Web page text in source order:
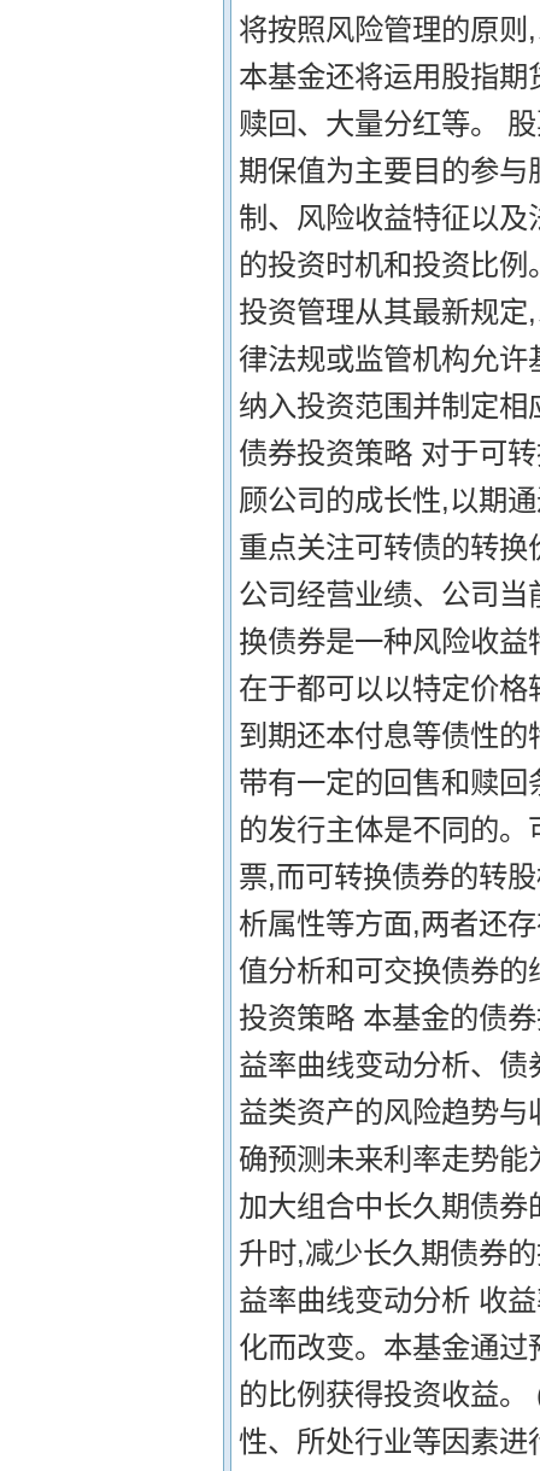
将按照风险管理的原
本基金还将运用股指
赎回、大量分红等。
期保值为主要目的参
制、风险收益特征以
的投资时机和投资比
投资管理从其最新规
律法规或监管机构允
纳入投资范围并制定
债券投资策略 对于可
顾公司的成长性,以期
重点关注可转债的转
公司经营业绩、公司
换债券是一种风险收
在于都可以以特定价
到期还本付息等债性
带有一定的回售和赎
的发行主体是不同的
票,而可转换债券的转
析属性等方面,两者还
值分析和可交换债券
投资策略 本基金的债
益率曲线变动分析、
益类资产的风险趋势
确预测未来利率走势
加大组合中长久期债
升时,减少长久期债券
益率曲线变动分析 收
化而改变。本基金通
的比例获得投资收益
性、所处行业等因素